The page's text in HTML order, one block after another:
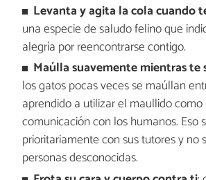
Levanta y agita la cola cuando
una especie de saludo felino que
alegría por reencontrarse contigo.
Maúlla suavemente mientras te
los gatos pocas veces se maúllan
aprendido a utilizar el maullido
comunicación con los humanos. Eso
prioritariamente con sus tutores y no
personas desconocidas.